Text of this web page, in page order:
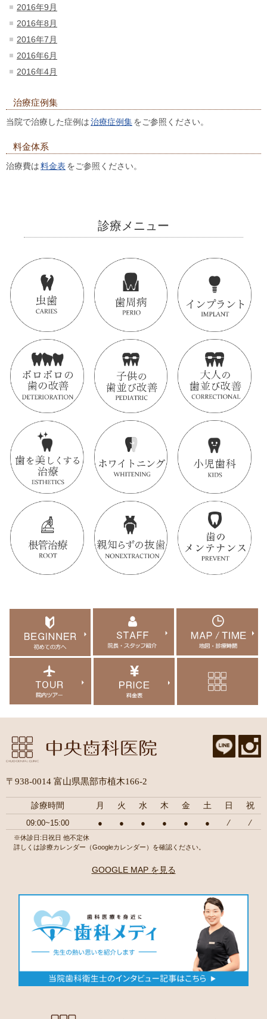
2016年9月
2016年8月
2016年7月
2016年6月
2016年4月
治療症例集
当院で治療した症例は治療症例集をご参照ください。
料金体系
治療費は料金表 をご参照ください。
診療メニュー
〒938-0014 富山県黒部市植木166-2
診療時間 月 火 水 木 金 土 日 祝
09:00~15:00 ● ● ● ● ● ● ⁄ ⁄
※休診日:日祝日 他不定休
詳しくは診療カレンダー（Googleカレンダー）を確認ください。
GOOGLE MAP を見る